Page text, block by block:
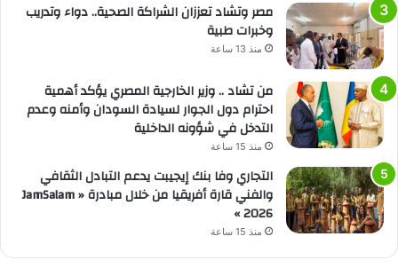
مصر وتشاد تعززان الشراكة الصحية.. دواء وتدريب
وخبرات طبية
منذ 13 ساعة
من تشاد .. وزير الخارجية المصري يؤكد أهمية
احترام دول الجوار لسيادة السودان وأمنه وعدم
التدخل في شؤونه الداخلية
منذ 15 ساعة
التجاري وفا بنك إيجيبت يدعم التبادل الثقافي
والفني قارة أفريقيا من خلال مبادرة « JamSalam
2026 »
منذ 15 ساعة